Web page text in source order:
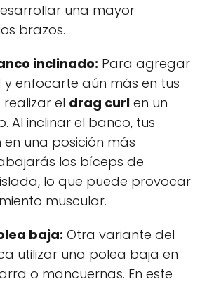
una mayor
brazos.
inclinado: Para agregar
y enfocarte aún más en tus
el drag curl en un
Al inclinar el banco, tus
una posición más
los bíceps de
lo que puede provocar
muscular.
baja: Otra variante del
utilizar una polea baja en
o mancuernas. En este